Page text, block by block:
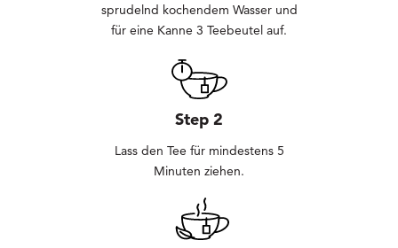
sprudelnd kochendem Wasser und
für eine Kanne 3 Teebeutel auf.
Step 2
Lass den Tee für mindestens 5
Minuten ziehen.